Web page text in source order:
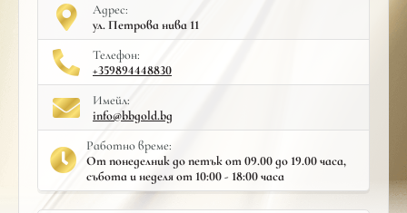
Адрес:
ул. Петрова нива 11
Телефон:
+359894448830
Имейл:
info@bbgold.bg
Работно време:
От понеделник до петък от 09.00 до 19.00 часа,
събота и неделя от 10:00 - 18:00 часа